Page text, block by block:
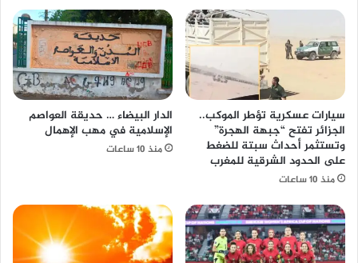
سيارات عسكرية تؤطر الموكب..
الجزائر تفتح “جبهة الهجرة”
وتستثمر أحداث سبتة للضغط
على الحدود الشرقية للمغرب
منذ 10 ساعات
الدار البيضاء … حديقة العواصم
الإسلامية في مهب الإهمال
منذ 10 ساعات